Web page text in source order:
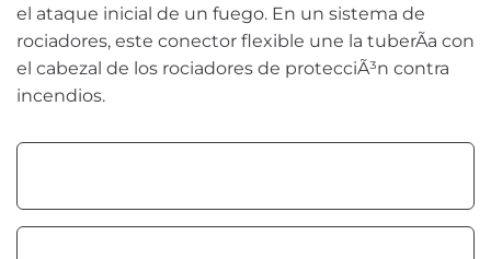
el ataque inicial de un fuego. En un sistema de
rociadores, este conector flexible une la tuberÃ­a con
el cabezal de los rociadores de protecciÃ³n contra
incendios.